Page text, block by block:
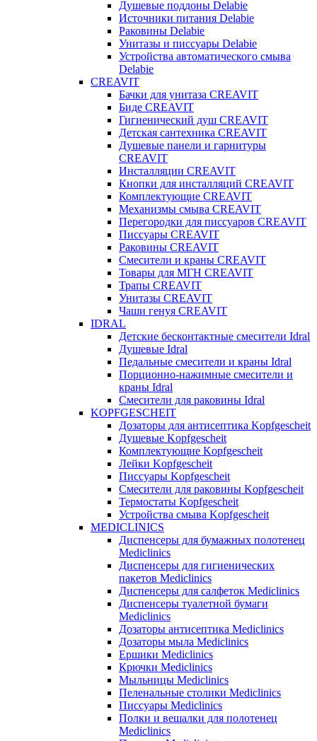
Душевые поддоны Delabie
Источники питания Delabie
Раковины Delabie
Унитазы и писсуары Delabie
Устройства автоматического смыва
Delabie
CREAVIT
Бачки для унитаза CREAVIT
Биде CREAVIT
Гигиенический душ CREAVIT
Детская сантехника CREAVIT
Душевые панели и гарнитуры
CREAVIT
Инсталляции CREAVIT
Кнопки для инсталляций CREAVIT
Комплектующие CREAVIT
Механизмы смыва CREAVIT
Перегородки для писсуаров CREAVIT
Писсуары CREAVIT
Раковины CREAVIT
Смесители и краны CREAVIT
Товары для МГН CREAVIT
Трапы CREAVIT
Унитазы CREAVIT
Чаши генуя CREAVIT
IDRAL
Детские бесконтактные смесители Idral
Душевые Idral
Педальные смесители и краны Idral
Порционно-нажимные смесители и
краны Idral
Смеcители для раковины Idral
KOPFGESCHEIT
Дозаторы для антисептика Kopfgescheit
Душевые Kopfgescheit
Комплектующие Kopfgescheit
Лейки Kopfgescheit
Писсуары Kopfgescheit
Смесители для раковины Kopfgescheit
Термостаты Kopfgescheit
Устройства смыва Kopfgescheit
MEDICLINICS
Диспенсеры для бумажных полотенец
Mediclinics
Диспенсеры для гигиенических
пакетов Mediclinics
Диспенсеры для салфеток Mediclinics
Диспенсеры туалетной бумаги
Mediclinics
Дозаторы антисептика Mediclinics
Дозаторы мыла Mediclinics
Ершики Mediclinics
Крючки Mediclinics
Мыльницы Mediclinics
Пеленальные столики Mediclinics
Писсуары Mediclinics
Полки и вешалки для полотенец
Mediclinics